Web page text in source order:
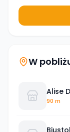
W
Alise
90 m